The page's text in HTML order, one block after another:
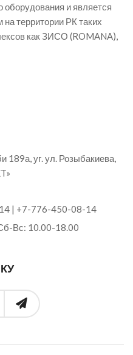
оборудования и является
территории РК таких
как ЗИСО (ROMANA),
189а, уг. ул. Розыбакиева,
| +7-776-450-08-14
Вс: 10.00-18.00